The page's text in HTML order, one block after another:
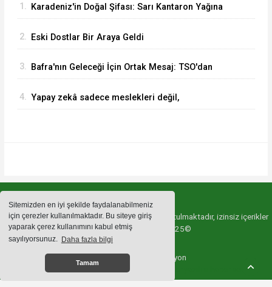
Sitemizden en iyi şekilde faydalanabilmeniz
için çerezler kullanılmaktadır. Bu siteye giriş
yaparak çerez kullanımını kabul etmiş
sayılıyorsunuz. Daha fazla bilgi
Tamam
1. Karadeniz'in Doğal Şifası: Sarı Kantaron Yağına
2. Eski Dostlar Bir Araya Geldi
3. Bafra'nın Geleceği İçin Ortak Mesaj: TSO'dan
4. Yapay zekâ sadece meslekleri değil,
Sitemizde bulunan içeriklerin tüm hakları saklı tutulmaktadır, izinsiz içerikler
kullanılamaz. Copyright 2025©
Haber Yazılımı:
Web Aksiyon
haber yazılımı
haber scripti haber script